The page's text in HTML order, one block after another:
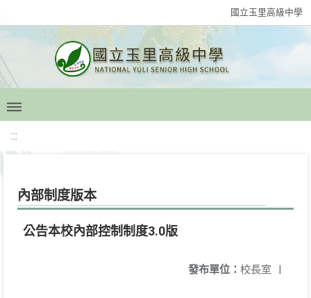
國立玉里高級中學
:::
內部制度版本
公告本校內部控制制度3.0版
發布單位： 校長室 |